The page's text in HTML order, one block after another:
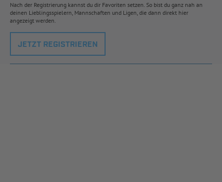
Nach der Registrierung kannst du dir Favoriten setzen. So bist du ganz nah an
deinen Lieblingsspielern, Mannschaften und Ligen, die dann direkt hier
angezeigt werden.
JETZT REGISTRIEREN